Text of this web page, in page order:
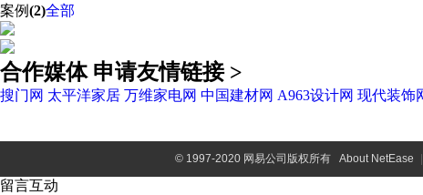
案例(2)全部
合作媒体 申请友情链接 >
搜门网 太平洋家居 万维家电网 中国建材网 A963设计网 现代装饰
© 1997-2020 网易公司版权所有 About NetEase
留言互动